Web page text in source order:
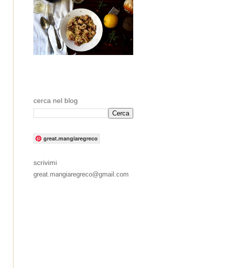
cerca nel blog
great.mangiaregreco
scrivimi
great.mangiaregreco@gmail.com